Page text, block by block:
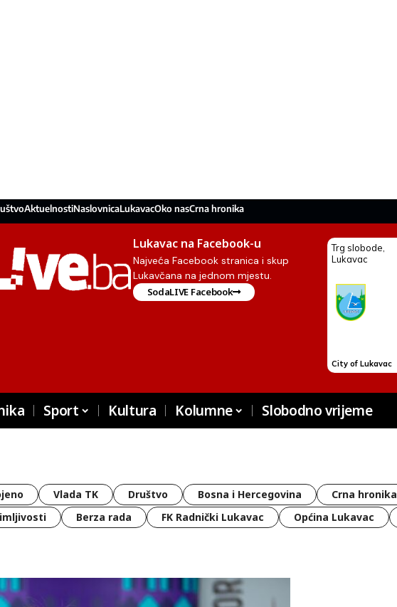
AktuelnostiNaslovnicaLukavacOko nasCrna hronika
Lukavac na Facebook-u
Najveća Facebook stranica i skup
Lukavčana na jednom mjestu.
SodaLIVE Facebook
Sport Kultura Kolumne Slobodno vrijeme
Vlada TK Društvo Bosna i Hercegovina Crna hronika
Berza rada FK Radnički Lukavac Općina Lukavac